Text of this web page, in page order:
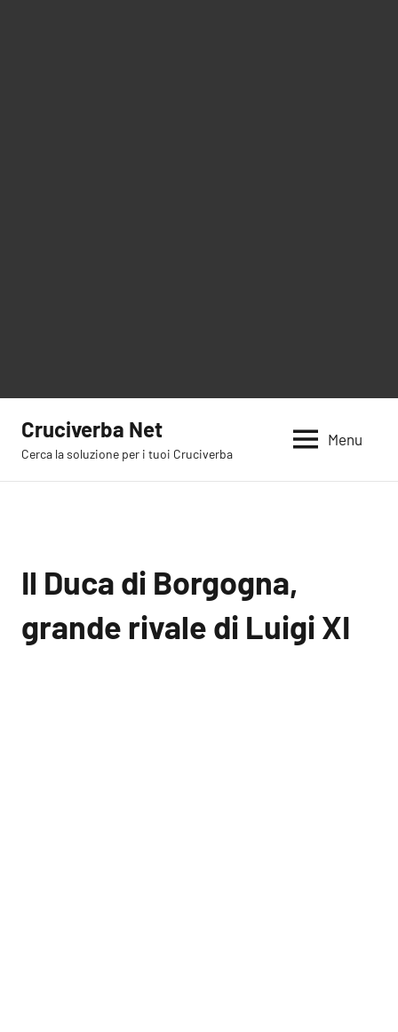
contenuto
Cruciverba Net
Cerca la soluzione per i tuoi Cruciverba
Menu
Il Duca di Borgogna,
grande rivale di Luigi XI